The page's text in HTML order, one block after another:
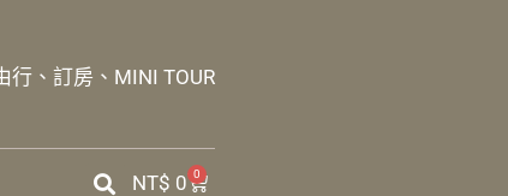
行、訂房、MINI TOUR
NT$ 0 0